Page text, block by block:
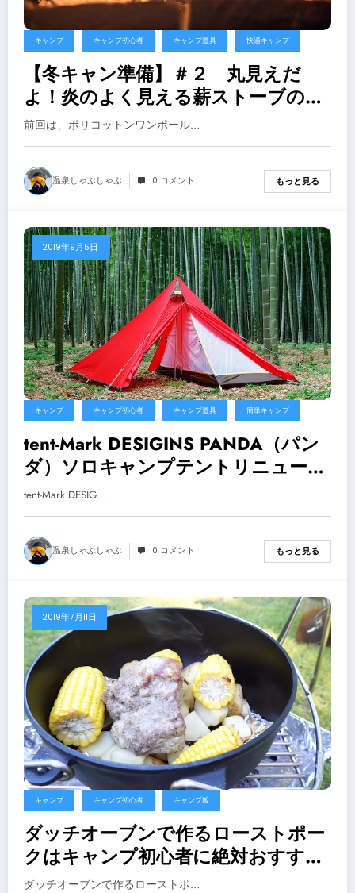
キャンプ キャンプ初心者 キャンプ道具 快適キャンプ
【冬キャン準備】＃２ 丸見えだ
よ！炎のよく見える薪ストーブの比
較５選【オラも冬キャンプ 始めま
す】
前回は、ポリコットンワンポール…
温泉しゃぶしゃぶ 0 コメント もっと見る
2019年9月5日
キャンプ キャンプ初心者 キャンプ道具 簡単キャンプ
tent-Mark DESIGINS PANDA（パン
ダ）ソロキャンプテントリニューア
ル！【キャンプ用品】
tent-Mark DESIG…
温泉しゃぶしゃぶ 0 コメント もっと見る
2019年7月11日
キャンプ キャンプ初心者 キャンプ飯
ダッチオーブンで作るローストポー
クはキャンプ初心者に絶対おすすめ
【キャンプ料理】
ダッチオーブンで作るローストポ…